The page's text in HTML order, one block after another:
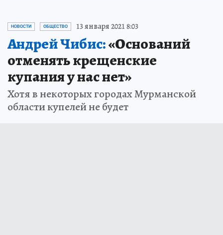
НОВОСТИ ОБЩЕСТВО 13 января 2021 8:03
Андрей Чибис:«Оснований
отменять крещенские
купания у нас нет»
Хотя в некоторых городах Мурманской
области купелей не будет